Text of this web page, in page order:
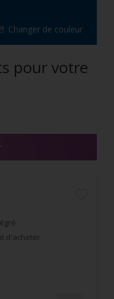
Changer de couleur
pour votre
d'acheter